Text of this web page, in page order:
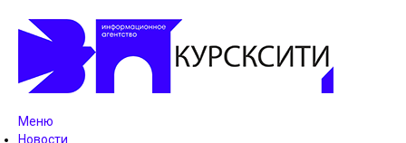
Меню
Новости